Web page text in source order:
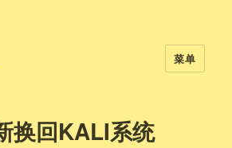
菜单
换回KALI系统